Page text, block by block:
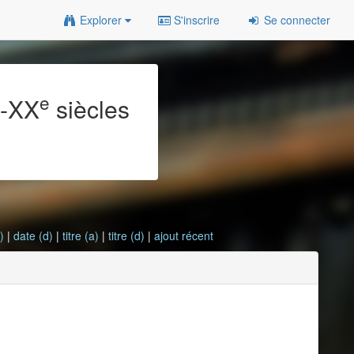
Explorer S'inscrire Se connecter
-XXe siècles
|date (d) |titre (a) |titre (d) |ajout récent